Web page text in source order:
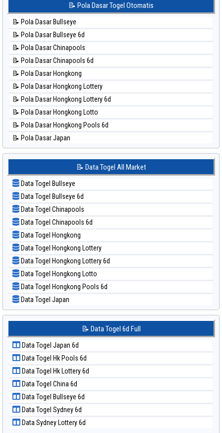
⚽ Bola Hitam Taiwan
📊 Statistik Kuda Lari
📊 Statistik Magnum Cambodia
📊 Statistik Nagoya
📊 Statistik New York Midday
📊 Statistik North Carolina Day
📊 Statistik Pcso
📊 Statistik Pennsylvania Day
📊 Statistik Sao Paulo
📊 Statistik Singapore
📊 Statistik Sydney
📊 Statistik Sydney Lottery
📊 Statistik Sydney Lottery 6d
📊 Statistik Sydney Lotto
📊 Statistik Sydney Pools 6d
📊 Statistik Taipei
📊 Statistik Taiwan
📝 Pola Dasar Togel Otomatis
📝 Pola Dasar Bullseye
📝 Pola Dasar Bullseye 6d
📝 Pola Dasar Chinapools
📝 Pola Dasar Chinapools 6d
📝 Pola Dasar Hongkong
📝 Pola Dasar Hongkong Lottery
📝 Pola Dasar Hongkong Lottery 6d
📝 Pola Dasar Hongkong Lotto
📝 Pola Dasar Hongkong Pools 6d
📝 Pola Dasar Japan
📝 Pola Dasar Japan 6d
📝 Pola Dasar Kuda Lari
📝 Pola Dasar Magnum Cambodia
📝 Pola Dasar Nagoya
📝 Pola Dasar North Carolina Day
📝 Pola Dasar Pcso
📝 Pola Dasar Sao Paulo
📝 Pola Dasar Singapore
📝 Pola Dasar Sydney
📝 Pola Dasar Sydney Lottery
📝 Pola Dasar Sydney Lottery 6d
📝 Pola Dasar Sydney Lotto
📝 Pola Dasar Sydney Pools 6d
📝 Pola Dasar Taiwan
📝 Data Togel All Market
Data Togel Bullseye
Data Togel Bullseye 6d
Data Togel Chinapools
Data Togel Chinapools 6d
Data Togel Hongkong
Data Togel Hongkong Lottery
Data Togel Hongkong Lottery 6d
Data Togel Hongkong Lotto
Data Togel Hongkong Pools 6d
Data Togel Japan
Data Togel Japan 6d
Data Togel Kuda Lari
Data Togel Magnum Cambodia
Data Togel Nagoya
Data Togel North Carolina Day
Data Togel Pcso
Data Togel Sao Paulo
Data Togel Singapore
Data Togel Sydney
📝 Data Togel 6d Full
Data Togel Japan 6d
Data Togel Hk Pools 6d
Data Togel Hk Lottery 6d
Data Togel China 6d
Data Togel Bullseye 6d
Data Togel Sydney 6d
Data Sydney Lottery 6d